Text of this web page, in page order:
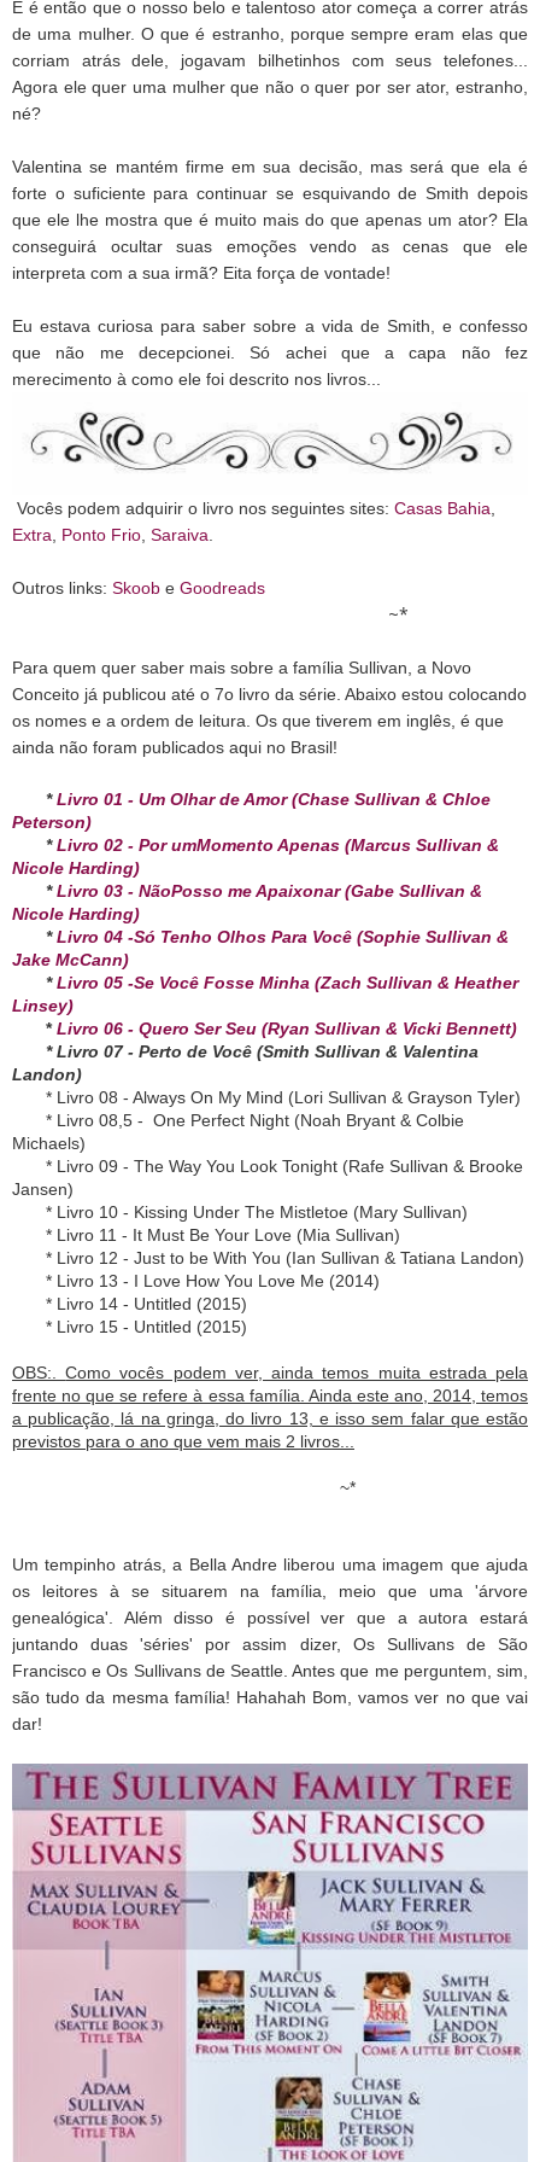
E é então que o nosso belo e talentoso ator começa a correr atrás
de uma mulher. O que é estranho, porque sempre eram elas que
corriam atrás dele, jogavam bilhetinhos com seus telefones...
Agora ele quer uma mulher que não o quer por ser ator, estranho,
né?
Valentina se mantém firme em sua decisão, mas será que ela é
forte o suficiente para continuar se esquivando de Smith depois
que ele lhe mostra que é muito mais do que apenas um ator? Ela
conseguirá ocultar suas emoções vendo as cenas que ele
interpreta com a sua irmã? Eita força de vontade!
Eu estava curiosa para saber sobre a vida de Smith, e confesso
que não me decepcionei. Só achei que a capa não fez
merecimento à como ele foi descrito nos livros...
Vocês podem adquirir o livro nos seguintes sites: Casas Bahia,
Extra, Ponto Frio, Saraiva.
Outros links: Skoob e Goodreads
~*
Para quem quer saber mais sobre a família Sullivan, a Novo
Conceito já publicou até o 7o livro da série. Abaixo estou colocando
os nomes e a ordem de leitura. Os que tiverem em inglês, é que
ainda não foram publicados aqui no Brasil!
*Livro 01 - Um Olhar de Amor (Chase Sullivan & Chloe
Peterson)
*Livro 02 - Por umMomento Apenas (Marcus Sullivan &
Nicole Harding)
*Livro 03 - NãoPosso me Apaixonar (Gabe Sullivan &
Nicole Harding)
*Livro 04 -Só Tenho Olhos Para Você (Sophie Sullivan &
Jake McCann)
*Livro 05 -Se Você Fosse Minha (Zach Sullivan & Heather
Linsey)
* Livro 06 - Quero Ser Seu (Ryan Sullivan & Vicki Bennett)
* Livro 07 - Perto de Você (Smith Sullivan & Valentina
Landon)
* Livro 08 - Always On My Mind (Lori Sullivan & Grayson Tyler)
* Livro 08,5 - One Perfect Night (Noah Bryant & Colbie
Michaels)
* Livro 09 - The Way You Look Tonight (Rafe Sullivan & Brooke
Jansen)
* Livro 10 - Kissing Under The Mistletoe (Mary Sullivan)
* Livro 11 - It Must Be Your Love (Mia Sullivan)
* Livro 12 - Just to be With You (Ian Sullivan & Tatiana Landon)
* Livro 13 - I Love How You Love Me (2014)
* Livro 14 - Untitled (2015)
* Livro 15 - Untitled (2015)
OBS:.Como vocês podem ver, ainda temos muita estrada pela
frente no que se refere à essa família. Ainda este ano, 2014, temos
a publicação, lá na gringa, do livro 13, e isso sem falar que estão
previstos para o ano que vem mais 2 livros...
~*
Um tempinho atrás, a Bella Andre liberou uma imagem que ajuda
os leitores à se situarem na família, meio que uma 'árvore
genealógica'. Além disso é possível ver que a autora estará
juntando duas 'séries' por assim dizer, Os Sullivans de São
Francisco e Os Sullivans de Seattle. Antes que me perguntem, sim,
são tudo da mesma família! Hahahah Bom, vamos ver no que vai
dar!